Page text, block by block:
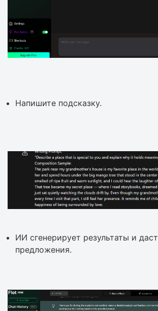
Напишите подсказку.
ИИ сгенерирует результаты и даст
предложения.